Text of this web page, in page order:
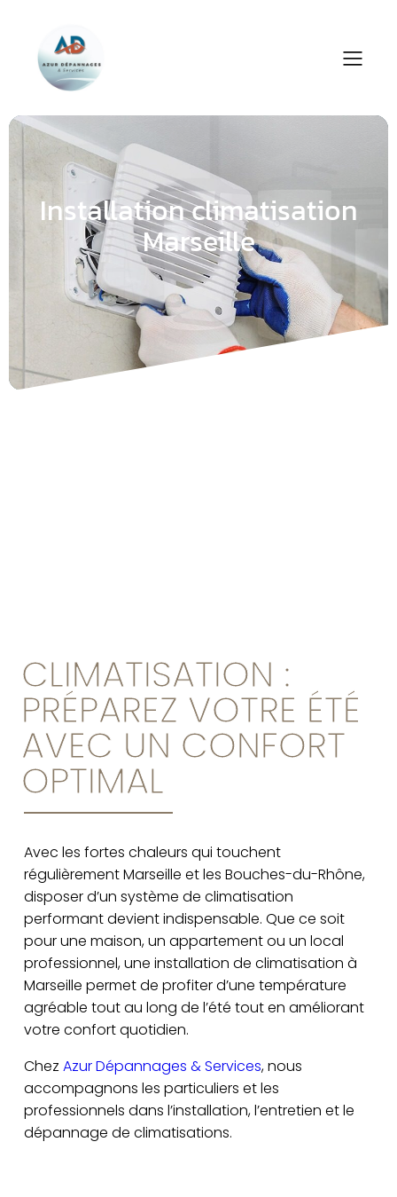
Installation climatisation
Marseille
CLIMATISATION :
PRÉPAREZ VOTRE ÉTÉ
AVEC UN CONFORT
OPTIMAL
Avec les fortes chaleurs qui touchent
régulièrement Marseille et les Bouches-du-Rhône,
disposer d’un système de climatisation
performant devient indispensable. Que ce soit
pour une maison, un appartement ou un local
professionnel, une installation de climatisation à
Marseille permet de profiter d’une température
agréable tout au long de l’été tout en améliorant
votre confort quotidien.
Chez Azur Dépannages & Services, nous
accompagnons les particuliers et les
professionnels dans l’installation, l’entretien et le
dépannage de climatisations.